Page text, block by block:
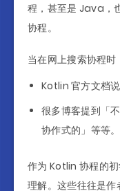
程，甚至是 Java，
协程。
当在网上搜索协程时
Kotlin 官方文档
很多博客提到「
协作式的」等等。
作为 Kotlin 协程的
理解。这些往往是